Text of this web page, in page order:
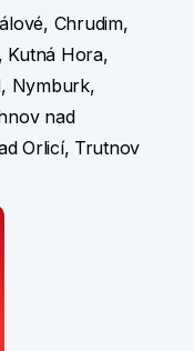
Chrudim,
Kutná Hora,
Nymburk,
nad
Orlicí, Trutnov